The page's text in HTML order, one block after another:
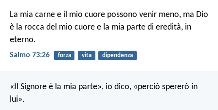
La mia carne e il mio cuore possono venir meno, ma Dio
è la rocca del mio cuore e la mia parte di eredità, in
eterno.
Salmo 73:26 forza vita dipendenza
«Il Signore è la mia parte», io dico, «perciò spererò in
lui».